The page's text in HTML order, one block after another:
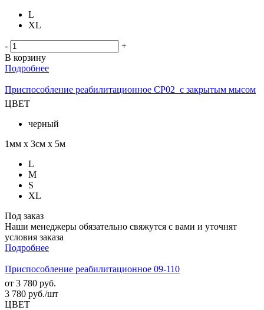
L
XL
-
+
В корзину
Подробнее
Приспособление реабилитационное СР02_с закрытым мысом
ЦВЕТ
черный
1мм х 3см х 5м
L
M
S
XL
Под заказ
Наши менеджеры обязательно свяжутся с вами и уточнят
условия заказа
Подробнее
Приспособление реабилитационное 09-110
от 3 780 руб.
3 780 руб./шт
ЦВЕТ